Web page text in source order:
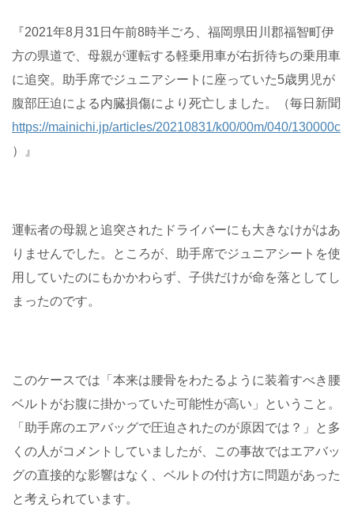
『2021年8月31日午前8時半ごろ、福岡県田川郡福智町伊
方の県道で、母親が運転する軽乗用車が右折待ちの乗用車
に追突。助手席でジュニアシートに座っていた5歳男児が
腹部圧迫による内臓損傷により死亡しました。（毎日新聞
https://mainichi.jp/articles/20210831/k00/00m/040/130000c
）』
運転者の母親と追突されたドライバーにも大きなけがはあ
りませんでした。ところが、助手席でジュニアシートを使
用していたのにもかかわらず、子供だけが命を落としてし
まったのです。
このケースでは「本来は腰骨をわたるように装着すべき腰
ベルトがお腹に掛かっていた可能性が高い」ということ。
「助手席のエアバッグで圧迫されたのが原因では？」と多
くの人がコメントしていましたが、この事故ではエアバッ
グの直接的な影響はなく、ベルトの付け方に問題があった
と考えられています。